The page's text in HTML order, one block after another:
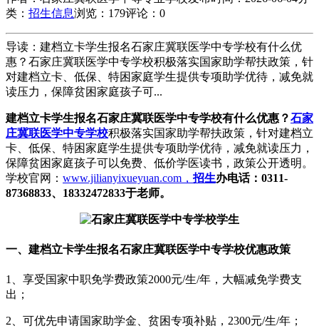
类： 招生信息浏览：179评论：0
导读：建档立卡学生报名石家庄冀联医学中专学校有什么优
惠？石家庄冀联医学中专学校积极落实国家助学帮扶政策，针
对建档立卡、低保、特困家庭学生提供专项助学优待，减免就
读压力，保障贫困家庭孩子可...
建档立卡学生报名石家庄冀联医学中专学校有什么优惠？石家
庄冀联医学中专学校积极落实国家助学帮扶政策，针对建档立
卡、低保、特困家庭学生提供专项助学优待，减免就读压力，
保障贫困家庭孩子可以免费、低价学医读书，政策公开透明。
学校官网： www.jilianyixueyuan.com， 招生办电话：0311-
87368833、18332472833于老师。
一、建档立卡学生报名石家庄冀联医学中专学校优惠政策
1、享受国家中职免学费政策2000元/生/年，大幅减免学费支
出；
2、可优先申请国家助学金、贫困专项补贴，2300元/生/年；